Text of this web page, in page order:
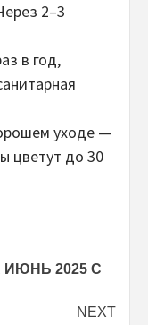
2–3
в год,
уходе —
цветут до 30
2025 С
NEXT